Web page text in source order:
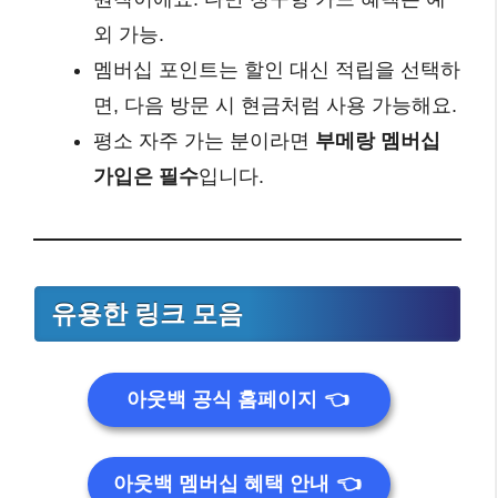
외 가능.
멤버십 포인트는 할인 대신 적립을 선택하
면, 다음 방문 시 현금처럼 사용 가능해요.
평소 자주 가는 분이라면 부메랑 멤버십
가입은 필수입니다.
유용한 링크 모음
아웃백 공식 홈페이지👈
아웃백 멤버십 혜택 안내👈